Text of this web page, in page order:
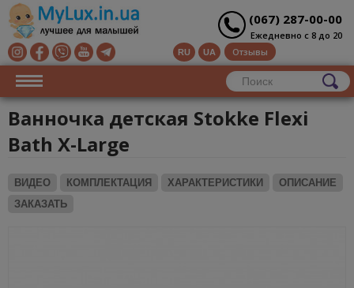
(067) 287-00-00
Ежедневно с 8 до 20
RU UA Отзывы
Ванночка детская Stokke Flexi
Bath X-Large
ВИДЕО КОМПЛЕКТАЦИЯ ХАРАКТЕРИСТИКИ
ОПИСАНИЕ
ЗАКАЗАТЬ